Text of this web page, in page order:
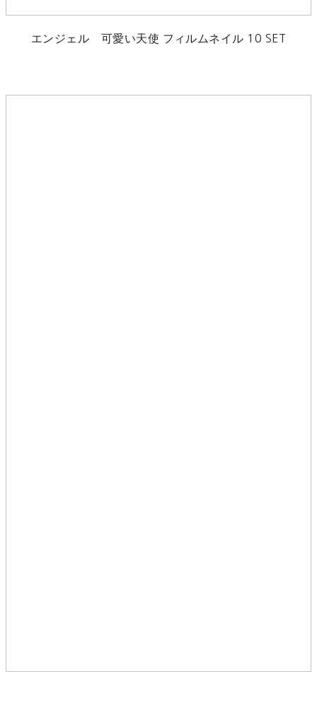
エンジェル 可愛い天使 フィルムネイル 10 SET